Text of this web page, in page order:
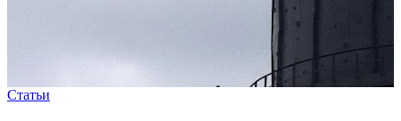
Статьи